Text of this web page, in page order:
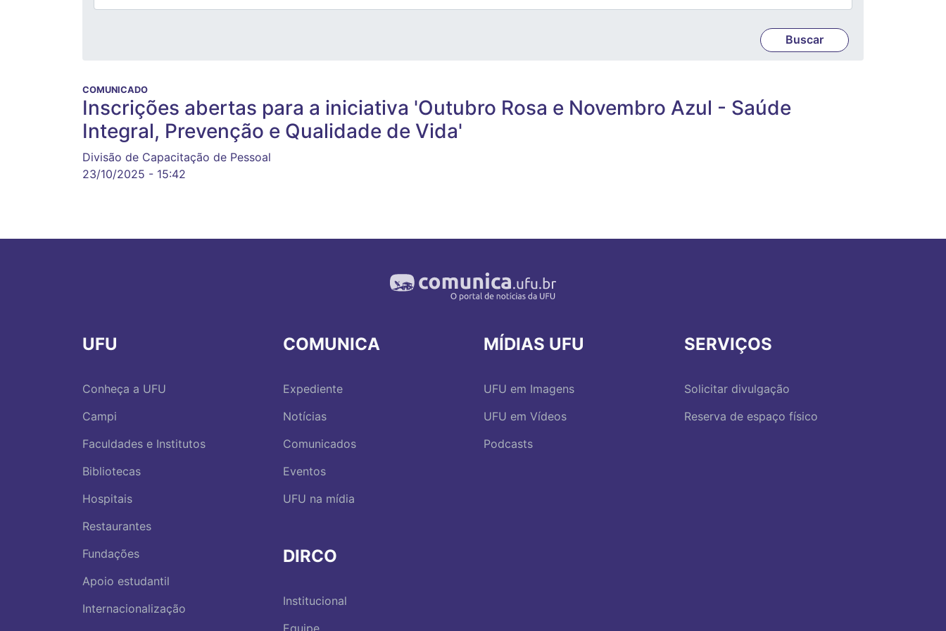
COMUNICADO
Inscrições abertas para a iniciativa 'Outubro Rosa e Novembro Azul - Saúde
Integral, Prevenção e Qualidade de Vida'
Divisão de Capacitação de Pessoal
23/10/2025 - 15:42
UFU
Conheça a UFU
Campi
Faculdades e Institutos
Bibliotecas
Hospitais
Restaurantes
Fundações
Apoio estudantil
Internacionalização
COMUNICA
Expediente
Notícias
Comunicados
Eventos
UFU na mídia
DIRCO
Institucional
MÍDIAS UFU
UFU em Imagens
UFU em Vídeos
Podcasts
SERVIÇOS
Solicitar divulgação
Reserva de espaço físico